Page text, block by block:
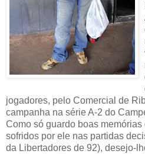
jogadores, pelo Comercial de
campanha na série A-2 do
Como só guardo boas
sofridos por ele nas partidas
da Libertadores de 92), desejo-